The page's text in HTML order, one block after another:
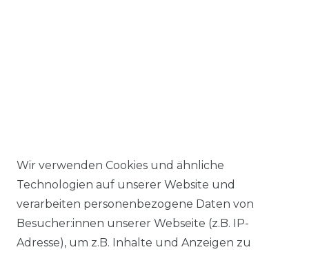
Ähnlicher Artikel
Wir verwenden Cookies und ähnliche
Technologien auf unserer Website und
verarbeiten personenbezogene Daten von
Besucher:innen unserer Webseite (z.B. IP-
Adresse), um z.B. Inhalte und Anzeigen zu